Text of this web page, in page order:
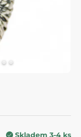
Skladem 3-4 ks